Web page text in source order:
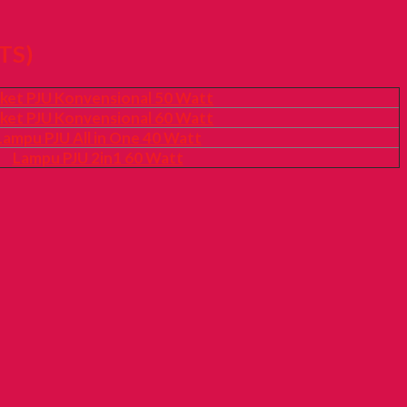
PJU Konvensional 50 Watt
PJU Konvensional 60 Watt
PJU All in One 40 Watt
Lampu PJU 2in1 60 Watt